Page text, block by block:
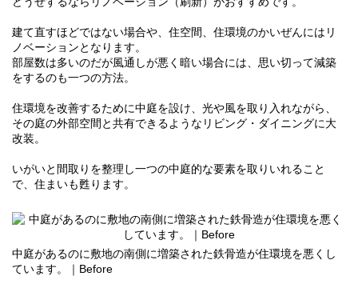
建て直すほどではない場合や、住空間、住環境のかいぜんにはリ
ノベーションとなります。
部屋数は多いのだが風通しが悪く暗い場合には、思い切って減築
をするのも一つの方法。
住環境を改善するために中庭を設け、光や風を取り入れながら、
その庭の外部空間と共有できるようなリビング・ダイニングに大
改装。
いがいと間取りを整理し一つの中庭的な要素を取りいれること
で、住まいも甦ります。
中庭があるのに敷地の南側に増築された鉄骨造が住環境を悪くし
ています。｜Before